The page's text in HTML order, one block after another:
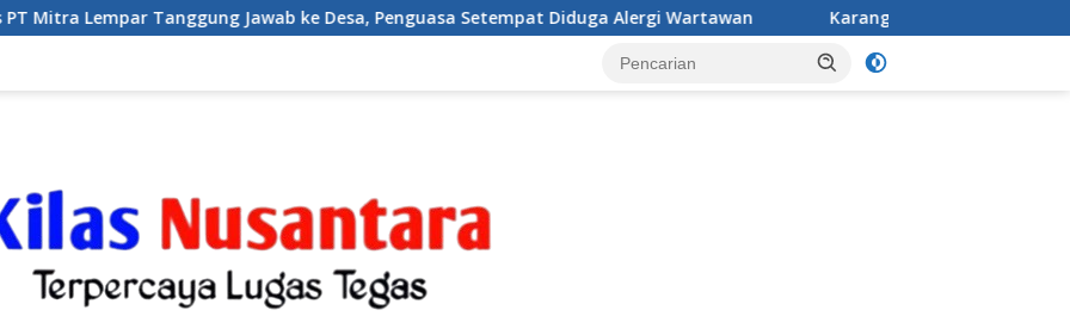
Jawab ke Desa, Penguasa Setempat Diduga Alergi Wartawan Karang Taruna Desa Jonggol menggelar aksi